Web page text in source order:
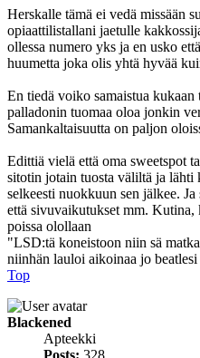
Herskalle tämä ei vedä missään
opiaattilistallani jaetulle
ollessa numero yks ja en usko
huumetta joka olis yhtä hyvää
En tiedä voiko samaistua kukaan
palladonin tuomaa oloa jonkin
Samankaltaisuutta on paljon
Edittiä vielä että oma sweetspot
sitotin jotain tuosta väliltä ja lähti
selkeesti nuokkuun sen jälkee.
että sivuvaikutukset mm.
poissa olollaan
"LSD:tä koneistoon niin sä
niinhän lauloi aikoinaa jo
Top
Blackened
Apteekki
Posts: 328